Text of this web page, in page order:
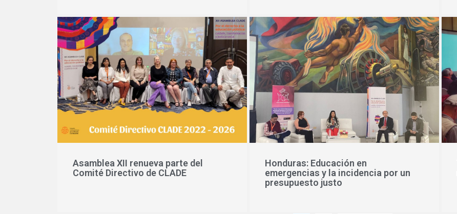
Asamblea XII renueva parte del
Comité Directivo de CLADE
Honduras: Educación en
emergencias y la incidencia por un
presupuesto justo